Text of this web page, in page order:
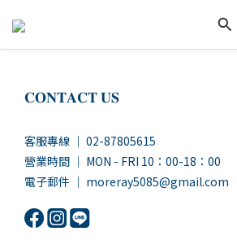
𝐂𝐎𝐍𝐓𝐀𝐂𝐓 𝐔𝐒
客服專線 ｜ 02-87805615
營業時間 ｜ MON - FRI 10：00-18：00
電子郵件 ｜ moreray5085@gmail.com